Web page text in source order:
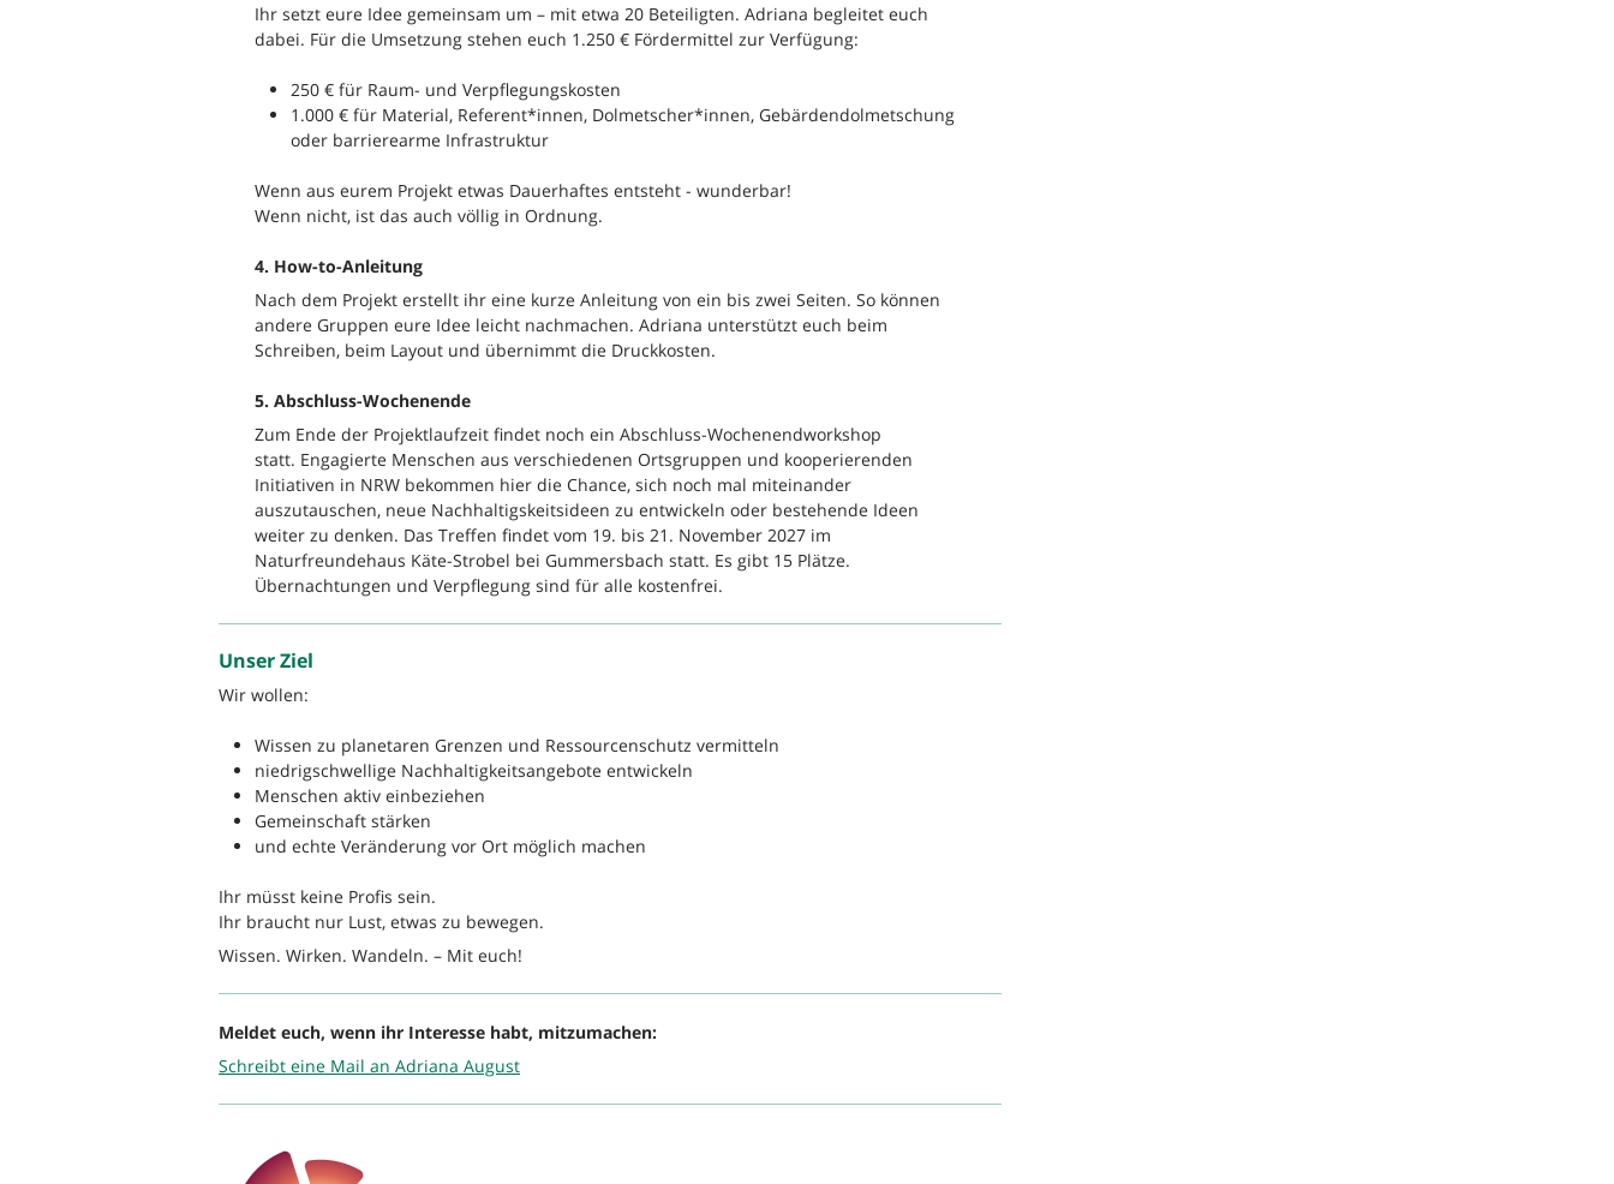
Ihr setzt eure Idee gemeinsam um – mit etwa 20 Beteiligten. Adriana begleitet euch
dabei. Für die Umsetzung stehen euch 1.250 € Fördermittel zur Verfügung:
250 € für Raum- und Verpflegungskosten
1.000 € für Material, Referent*innen, Dolmetscher*innen, Gebärdendolmetschung
oder barrierearme Infrastruktur
Wenn aus eurem Projekt etwas Dauerhaftes entsteht - wunderbar!
Wenn nicht, ist das auch völlig in Ordnung.
4. How-to-Anleitung
Nach dem Projekt erstellt ihr eine kurze Anleitung von ein bis zwei Seiten. So können
andere Gruppen eure Idee leicht nachmachen. Adriana unterstützt euch beim
Schreiben, beim Layout und übernimmt die Druckkosten.
5. Abschluss-Wochenende
Zum Ende der Projektlaufzeit findet noch ein Abschluss-Wochenendworkshop
statt. Engagierte Menschen aus verschiedenen Ortsgruppen und kooperierenden
Initiativen in NRW bekommen hier die Chance, sich noch mal miteinander
auszutauschen, neue Nachhaltigskeitsideen zu entwickeln oder bestehende Ideen
weiter zu denken. Das Treffen findet vom 19. bis 21. November 2027 im
Naturfreundehaus Käte-Strobel bei Gummersbach statt. Es gibt 15 Plätze.
Übernachtungen und Verpflegung sind für alle kostenfrei.
Unser Ziel
Wir wollen:
Wissen zu planetaren Grenzen und Ressourcenschutz vermitteln
niedrigschwellige Nachhaltigkeitsangebote entwickeln
Menschen aktiv einbeziehen
Gemeinschaft stärken
und echte Veränderung vor Ort möglich machen
Ihr müsst keine Profis sein.
Ihr braucht nur Lust, etwas zu bewegen.
Wissen. Wirken. Wandeln. – Mit euch!
Meldet euch, wenn ihr Interesse habt, mitzumachen:
Schreibt eine Mail an Adriana August